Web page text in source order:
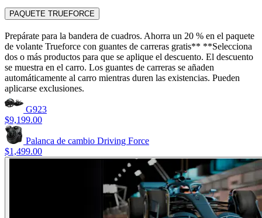
PAQUETE TRUEFORCE
Prepárate para la bandera de cuadros. Ahorra un 20 % en el paquete
de volante Trueforce con guantes de carreras gratis** **Selecciona
dos o más productos para que se aplique el descuento. El descuento
se muestra en el carro. Los guantes de carreras se añaden
automáticamente al carro mientras duren las existencias. Pueden
aplicarse exclusiones.
G923
$9,199.00
Palanca de cambio Driving Force
$1,499.00